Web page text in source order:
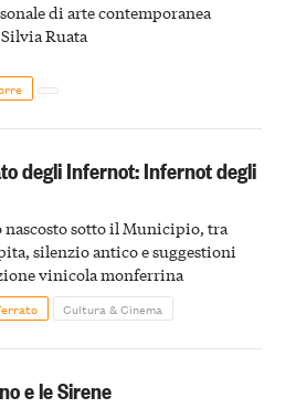
di arte contemporanea
Ruata
degli Infernot: Infernot degli
sotto il Municipio, tra
silenzio antico e suggestioni
vinicola monferrina
Cultura & Cinema
e le Sirene